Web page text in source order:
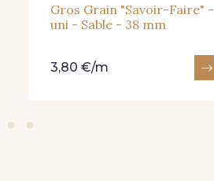
Gros Grain "Savoir-Faire" -
uni - Sable - 38 mm
3,80 €/m